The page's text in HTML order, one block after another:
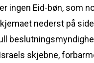
ingen Eid-bøn, som
nederst på
skjebne,